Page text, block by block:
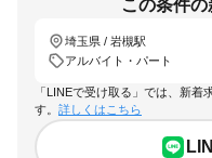
この条件
埼玉県 / 岩槻駅
アルバイト・パート
「LINEで受け取る」では、新
す。 詳しくはこちら